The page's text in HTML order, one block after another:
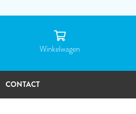
Winkel­wagen
CONTACT